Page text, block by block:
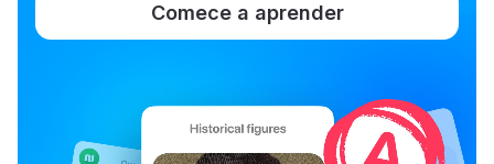
Comece a aprender